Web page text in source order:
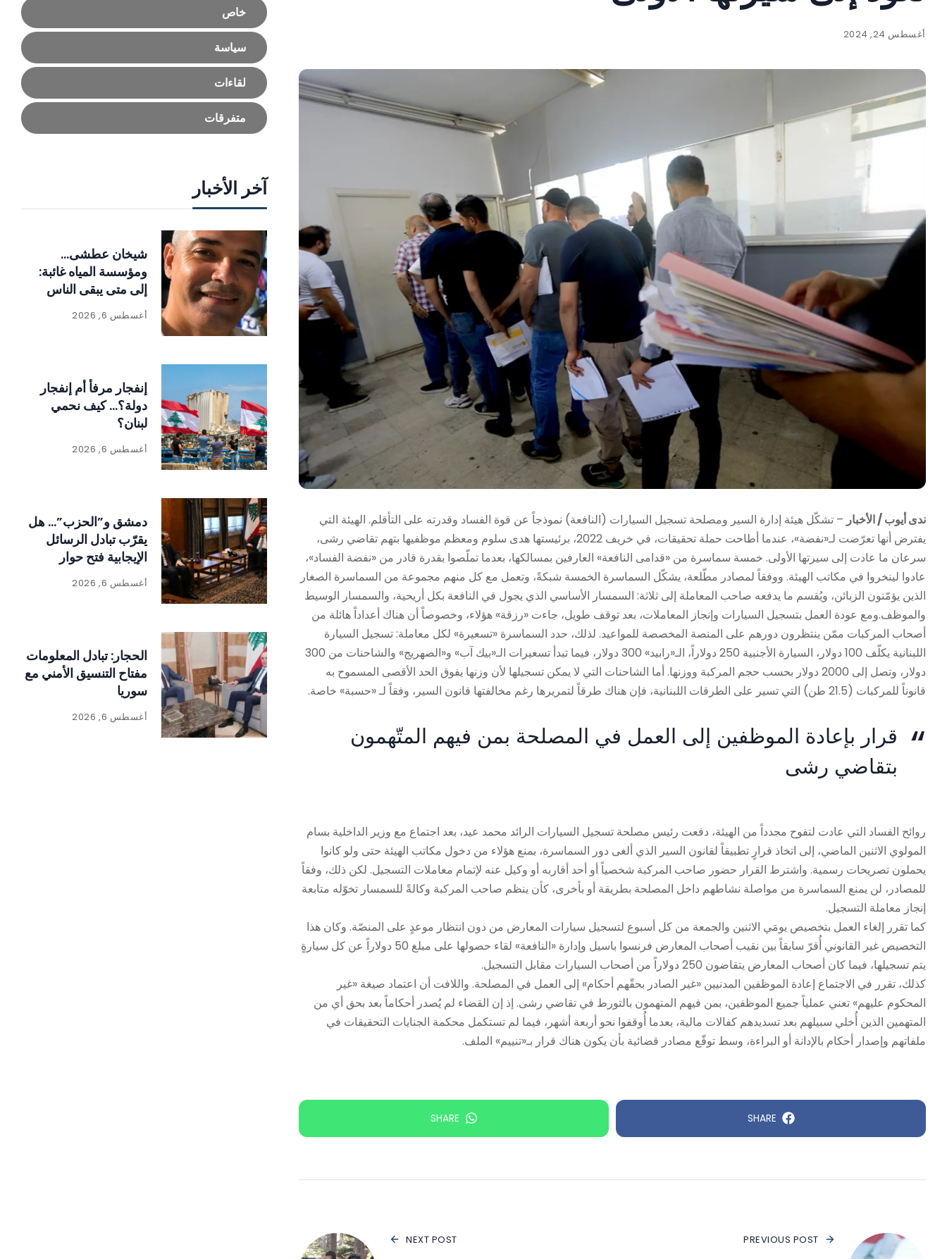
أغسطس 24, 2024
ندى أيوب / الأخبار – تشكّل هيئة إدارة السير ومصلحة تسجيل السيارات (النافعة) نموذجاً عن قوة الفساد وقدرته على التأقلم. الهيئة التي
يفترض أنها تعرّضت لـ«نفضة»، عندما أطاحت حملة تحقيقات، في خريف 2022، برئيستها هدى سلوم ومعظم موظفيها بتهم تقاضي رشى،
سرعان ما عادت إلى سيرتها الأولى. خمسة سماسرة من «قدامى النافعة» العارفين بمسالكها، بعدما تملّصوا بقدرة قادر من «نفضة الفساد»،
عادوا لينخروا في مكاتب الهيئة. ووفقاً لمصادر مطّلعة، يشكّل السماسرة الخمسة شبكةً، وتعمل مع كل منهم مجموعة من السماسرة الصغار
الذين يؤمّنون الزبائن، ويُقسم ما يدفعه صاحب المعاملة إلى ثلاثة: السمسار الأساسي الذي يجول في النافعة بكل أريحية، والسمسار الوسيط
والموظف.ومع عودة العمل بتسجيل السيارات وإنجاز المعاملات، بعد توقف طويل، جاءت «رزقة» هؤلاء، وخصوصاً أن هناك أعداداً هائلة من
أصحاب المركبات ممّن ينتظرون دورهم على المنصة المخصصة للمواعيد. لذلك، حدد السماسرة «تسعيرة» لكل معاملة: تسجيل السيارة
اللبنانية يكلّف 100 دولار، السيارة الأجنبية 250 دولاراً، الـ«رابيد» 300 دولار، فيما تبدأ تسعيرات الـ«بيك آب» و«الصهريج» والشاحنات من 300
دولار، وتصل إلى 2000 دولار بحسب حجم المركبة ووزنها. أما الشاحنات التي لا يمكن تسجيلها لأن وزنها يفوق الحد الأقصى المسموح به
قانوناً للمركبات (21.5 طن) التي تسير على الطرقات اللبنانية، فإن هناك طرقاً لتمريرها رغم مخالفتها قانون السير، وفقاً لـ «حسبة» خاصة.
قرار بإعادة الموظفين إلى العمل في المصلحة بمن فيهم المتّهمون
بتقاضي رشى
روائح الفساد التي عادت لتفوح مجدداً من الهيئة، دفعت رئيس مصلحة تسجيل السيارات الرائد محمد عيد، بعد اجتماع مع وزير الداخلية بسام
المولوي الاثنين الماضي، إلى اتخاذ قرارٍ تطبيقاً لقانون السير الذي ألغى دور السماسرة، بمنع هؤلاء من دخول مكاتب الهيئة حتى ولو كانوا
يحملون تصريحات رسمية. واشترط القرار حضور صاحب المركبة شخصياً أو أحد أقاربه أو وكيل عنه لإتمام معاملات التسجيل. لكن ذلك، وفقاً
للمصادر، لن يمنع السماسرة من مواصلة نشاطهم داخل المصلحة بطريقة أو بأخرى، كأن ينظم صاحب المركبة وكالةً للسمسار تخوّله متابعة
إنجاز معاملة التسجيل.
كما تقرر إلغاء العمل بتخصيص يومَي الاثنين والجمعة من كل أسبوع لتسجيل سيارات المعارض من دون انتظار موعدٍ على المنصّة. وكان هذا
التخصيص غير القانوني أُقرّ سابقاً بين نقيب أصحاب المعارض فرنسوا باسيل وإدارة «النافعة» لقاء حصولها على مبلغ 50 دولاراً عن كل سيارةٍ
يتم تسجيلها، فيما كان أصحاب المعارض يتقاضون 250 دولاراً من أصحاب السيارات مقابل التسجيل.
كذلك، تقرر في الاجتماع إعادة الموظفين المدنيين «غير الصادر بحقّهم أحكام» إلى العمل في المصلحة. واللافت أن اعتماد صيغة «غير
المحكوم عليهم» تعني عملياً جميع الموظفين، بمن فيهم المتهمون بالتورط في تقاضي رشى. إذ إن القضاء لم يُصدر أحكاماً بعد بحق أي من
المتهمين الذين أُخلي سبيلهم بعد تسديدهم كفالات مالية، بعدما أُوقفوا نحو أربعة أشهر، فيما لم تستكمل محكمة الجنايات التحقيقات في
ملفاتهم وإصدار أحكام بالإدانة أو البراءة، وسط توقّع مصادر قضائية بأن يكون هناك قرار بـ«تنييم» الملف.
SHARE
SHARE
PREVIOUS POST
NEXT POST
خاص
سياسة
لقاءات
متفرقات
آخر الأخبار
شيخان عطشى…
ومؤسسة المياه غائبة:
إلى متى يبقى الناس
رهائن الإهمال؟
أغسطس 6, 2026
إنفجار مرفأ أم إنفجار
دولة؟… كيف نحمي
لبنان؟
أغسطس 6, 2026
دمشق و”الحزب”… هل
يقرّب تبادل الرسائل
الإيجابية فتح حوار
مباشر؟
أغسطس 6, 2026
الحجار: تبادل المعلومات
مفتاح التنسيق الأمني مع
سوريا
أغسطس 6, 2026